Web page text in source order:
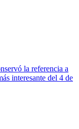
la referencia a
interesante del 4 de